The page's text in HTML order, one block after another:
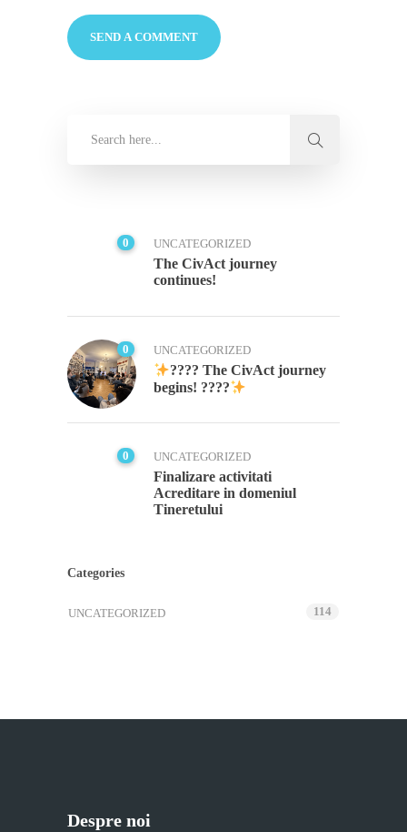
0 UNCATEGORIZED
The CivAct journey
continues!
0 UNCATEGORIZED
???? The CivAct journey
begins! ????
0 UNCATEGORIZED
Finalizare activitati
Acreditare in domeniul
Tineretului
Categories
UNCATEGORIZED 114
Despre noi